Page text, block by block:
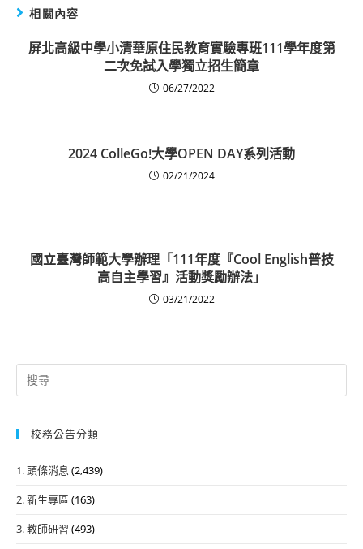
相關內容
屏北高級中學小清華原住民教育實驗專班111學年度第
二次免試入學獨立招生簡章
06/27/2022
2024 ColleGo!大學OPEN DAY系列活動
02/21/2024
國立臺灣師範大學辦理「111年度『Cool English普技
高自主學習』活動獎勵辦法」
03/21/2022
Search
for:
校務公告分類
1. 頭條消息 (2,439)
2. 新生專區 (163)
3. 教師研習 (493)